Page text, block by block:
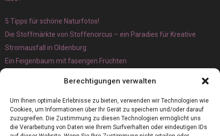
Berechtigungen verwalten
Um Ihnen optimale Erlebnisse zu bieten, verwenden wir Technologien wie
Cookies, um Informationen über Ihr Gerät zu speichern und/oder darauf
zuzugreifen. Die Zustimmung zu diesen Technologien ermöglicht uns
die Verarbeitung von Daten wie Ihrem Surfverhalten oder eindeutigen IDs
5 Tipps für schöne Naturfotos!
Die Stoffmärkte von Stoffencircus – ein Paradies für Kreative
Stromausfall in Oldenburg
Ein Feigenbaum mit faserigen Früchten
Magnetangeln